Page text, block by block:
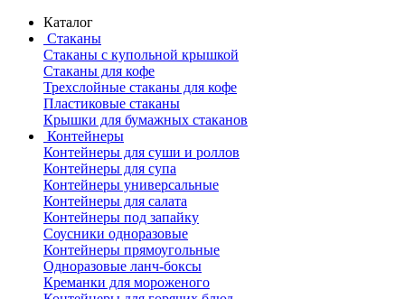
Каталог
Стаканы
Стаканы с купольной крышкой
Стаканы для кофе
Трехслойные стаканы для кофе
Пластиковые стаканы
Крышки для бумажных стаканов
Контейнеры
Контейнеры для суши и роллов
Контейнеры для супа
Контейнеры универсальные
Контейнеры для салата
Контейнеры под запайку
Соусники одноразовые
Контейнеры прямоугольные
Одноразовые ланч-боксы
Креманки для мороженого